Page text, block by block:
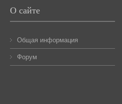
О сайте
Общая информация
Форум